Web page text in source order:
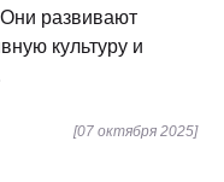
развивают
культуру и
[07 октября 2025]